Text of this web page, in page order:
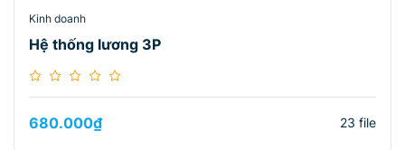
Kinh doanh
Hệ thống lương 3P
680.000₫ 23 file